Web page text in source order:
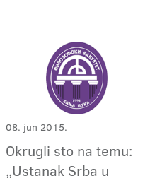
08. jun 2015.
Okrugli sto na temu:
„Ustanak Srba u